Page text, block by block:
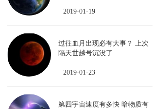
2019-01-19
过往血月出现必有大事？ 上次
隔天世越号沉没了
2019-01-23
第四宇宙速度有多快 暗物质有